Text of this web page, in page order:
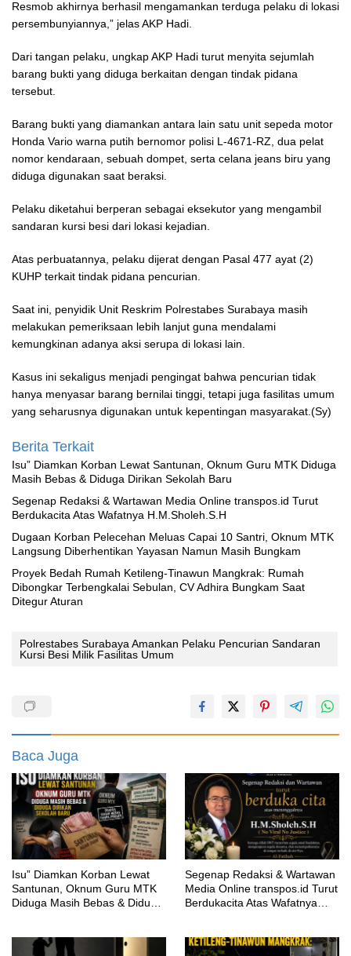
Resmob akhirnya berhasil mengamankan terduga pelaku di lokasi
persembunyiannya,” jelas AKP Hadi.
Dari tangan pelaku, ungkap AKP Hadi turut menyita sejumlah
barang bukti yang diduga berkaitan dengan tindak pidana
tersebut.
Barang bukti yang diamankan antara lain satu unit sepeda motor
Honda Vario warna putih bernomor polisi L-4671-RZ, dua pelat
nomor kendaraan, sebuah dompet, serta celana jeans biru yang
diduga digunakan saat beraksi.
Pelaku diketahui berperan sebagai eksekutor yang mengambil
sandaran kursi besi dari lokasi kejadian.
Atas perbuatannya, pelaku dijerat dengan Pasal 477 ayat (2)
KUHP terkait tindak pidana pencurian.
Saat ini, penyidik Unit Reskrim Polrestabes Surabaya masih
melakukan pemeriksaan lebih lanjut guna mendalami
kemungkinan adanya aksi serupa di lokasi lain.
Kasus ini sekaligus menjadi pengingat bahwa pencurian tidak
hanya menyasar barang bernilai tinggi, tetapi juga fasilitas umum
yang seharusnya digunakan untuk kepentingan masyarakat.(Sy)
Berita Terkait
‎Isu” Diamkan Korban Lewat Santunan, Oknum Guru MTK Diduga
Masih Bebas & Diduga Dirikan Sekolah Baru
Segenap Redaksi & Wartawan Media Online transpos.id Turut
Berdukacita Atas Wafatnya H.M.Sholeh.S.H
‎Dugaan Korban Pelecehan Meluas Capai 10 Santri, Oknum MTK
Langsung Diberhentikan Yayasan Namun Masih Bungkam
Proyek Bedah Rumah Ketileng-Tinawun Mangkrak: Rumah
Dibongkar Terbengkalai Sebulan, CV Adhira Bungkam Saat
Ditegur Aturan
Polrestabes Surabaya Amankan Pelaku Pencurian Sandaran
Kursi Besi Milik Fasilitas Umum
Baca Juga
‎Isu” Diamkan Korban Lewat
Santunan, Oknum Guru MTK
Diduga Masih Bebas & Diduga
Segenap Redaksi & Wartawan
Media Online transpos.id Turut
Berdukacita Atas Wafatnya